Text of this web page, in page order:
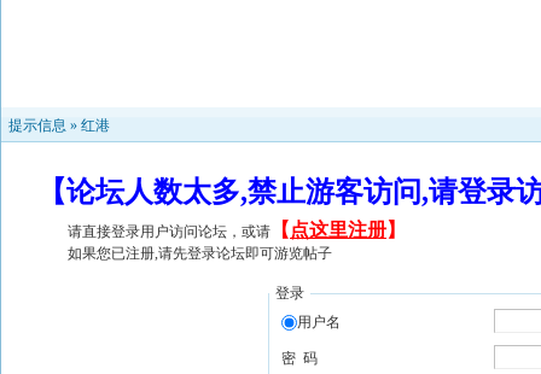
提示信息 » 红港
【论坛人数太多,禁止游客访问,请登
请直接登录用户访问论坛，或请 【 点这里注册】
如果您已注册,请先登录论坛即可游览帖子
登录
用户名
密 码